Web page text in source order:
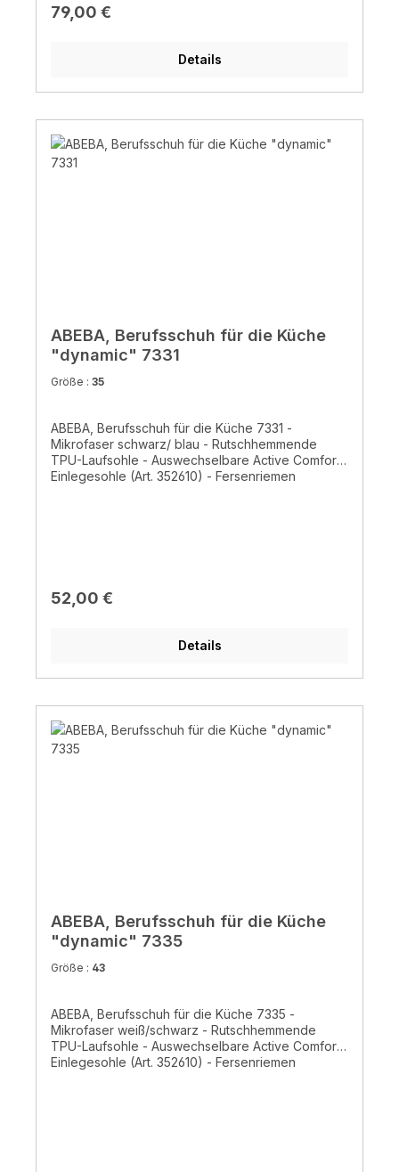
Regulärer Preis:
79,00 €
Details
ABEBA, Berufsschuh für die Küche
"dynamic" 7331
Größe : 35
ABEBA, Berufsschuh für die Küche 7331 -
Mikrofaser schwarz/ blau - Rutschhemmende
TPU-Laufsohle - Auswechselbare Active Comfort
Einlegesohle (Art. 352610) - Fersenriemen
Regulärer Preis:
52,00 €
Details
ABEBA, Berufsschuh für die Küche
"dynamic" 7335
Größe : 43
ABEBA, Berufsschuh für die Küche 7335 -
Mikrofaser weiß/schwarz - Rutschhemmende
TPU-Laufsohle - Auswechselbare Active Comfort
Einlegesohle (Art. 352610) - Fersenriemen